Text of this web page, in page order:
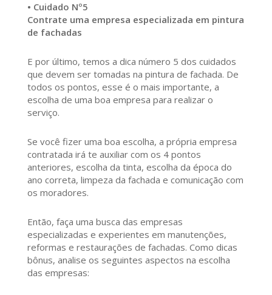
• Cuidado Nº5
Contrate uma empresa especializada em pintura
de fachadas
E por último, temos a dica número 5 dos cuidados
que devem ser tomadas na pintura de fachada. De
todos os pontos, esse é o mais importante, a
escolha de uma boa empresa para realizar o
serviço.
Se você fizer uma boa escolha, a própria empresa
contratada irá te auxiliar com os 4 pontos
anteriores, escolha da tinta, escolha da época do
ano correta, limpeza da fachada e comunicação com
os moradores.
Então, faça uma busca das empresas
especializadas e experientes em manutenções,
reformas e restaurações de fachadas. Como dicas
bônus, analise os seguintes aspectos na escolha
das empresas: